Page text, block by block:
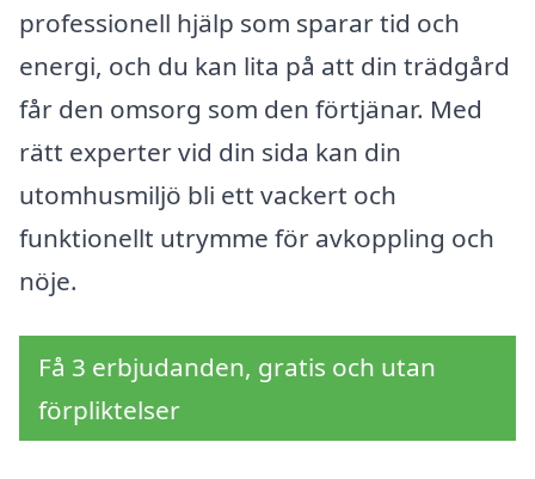
professionell hjälp som sparar tid och
energi, och du kan lita på att din trädgård
får den omsorg som den förtjänar. Med
rätt experter vid din sida kan din
utomhusmiljö bli ett vackert och
funktionellt utrymme för avkoppling och
nöje.
Få 3 erbjudanden, gratis och utan
förpliktelser